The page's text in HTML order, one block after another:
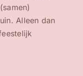
Alleen dan